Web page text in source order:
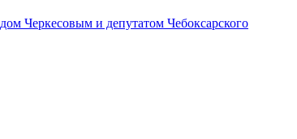
Черкесовым и депутатом Чебоксарского